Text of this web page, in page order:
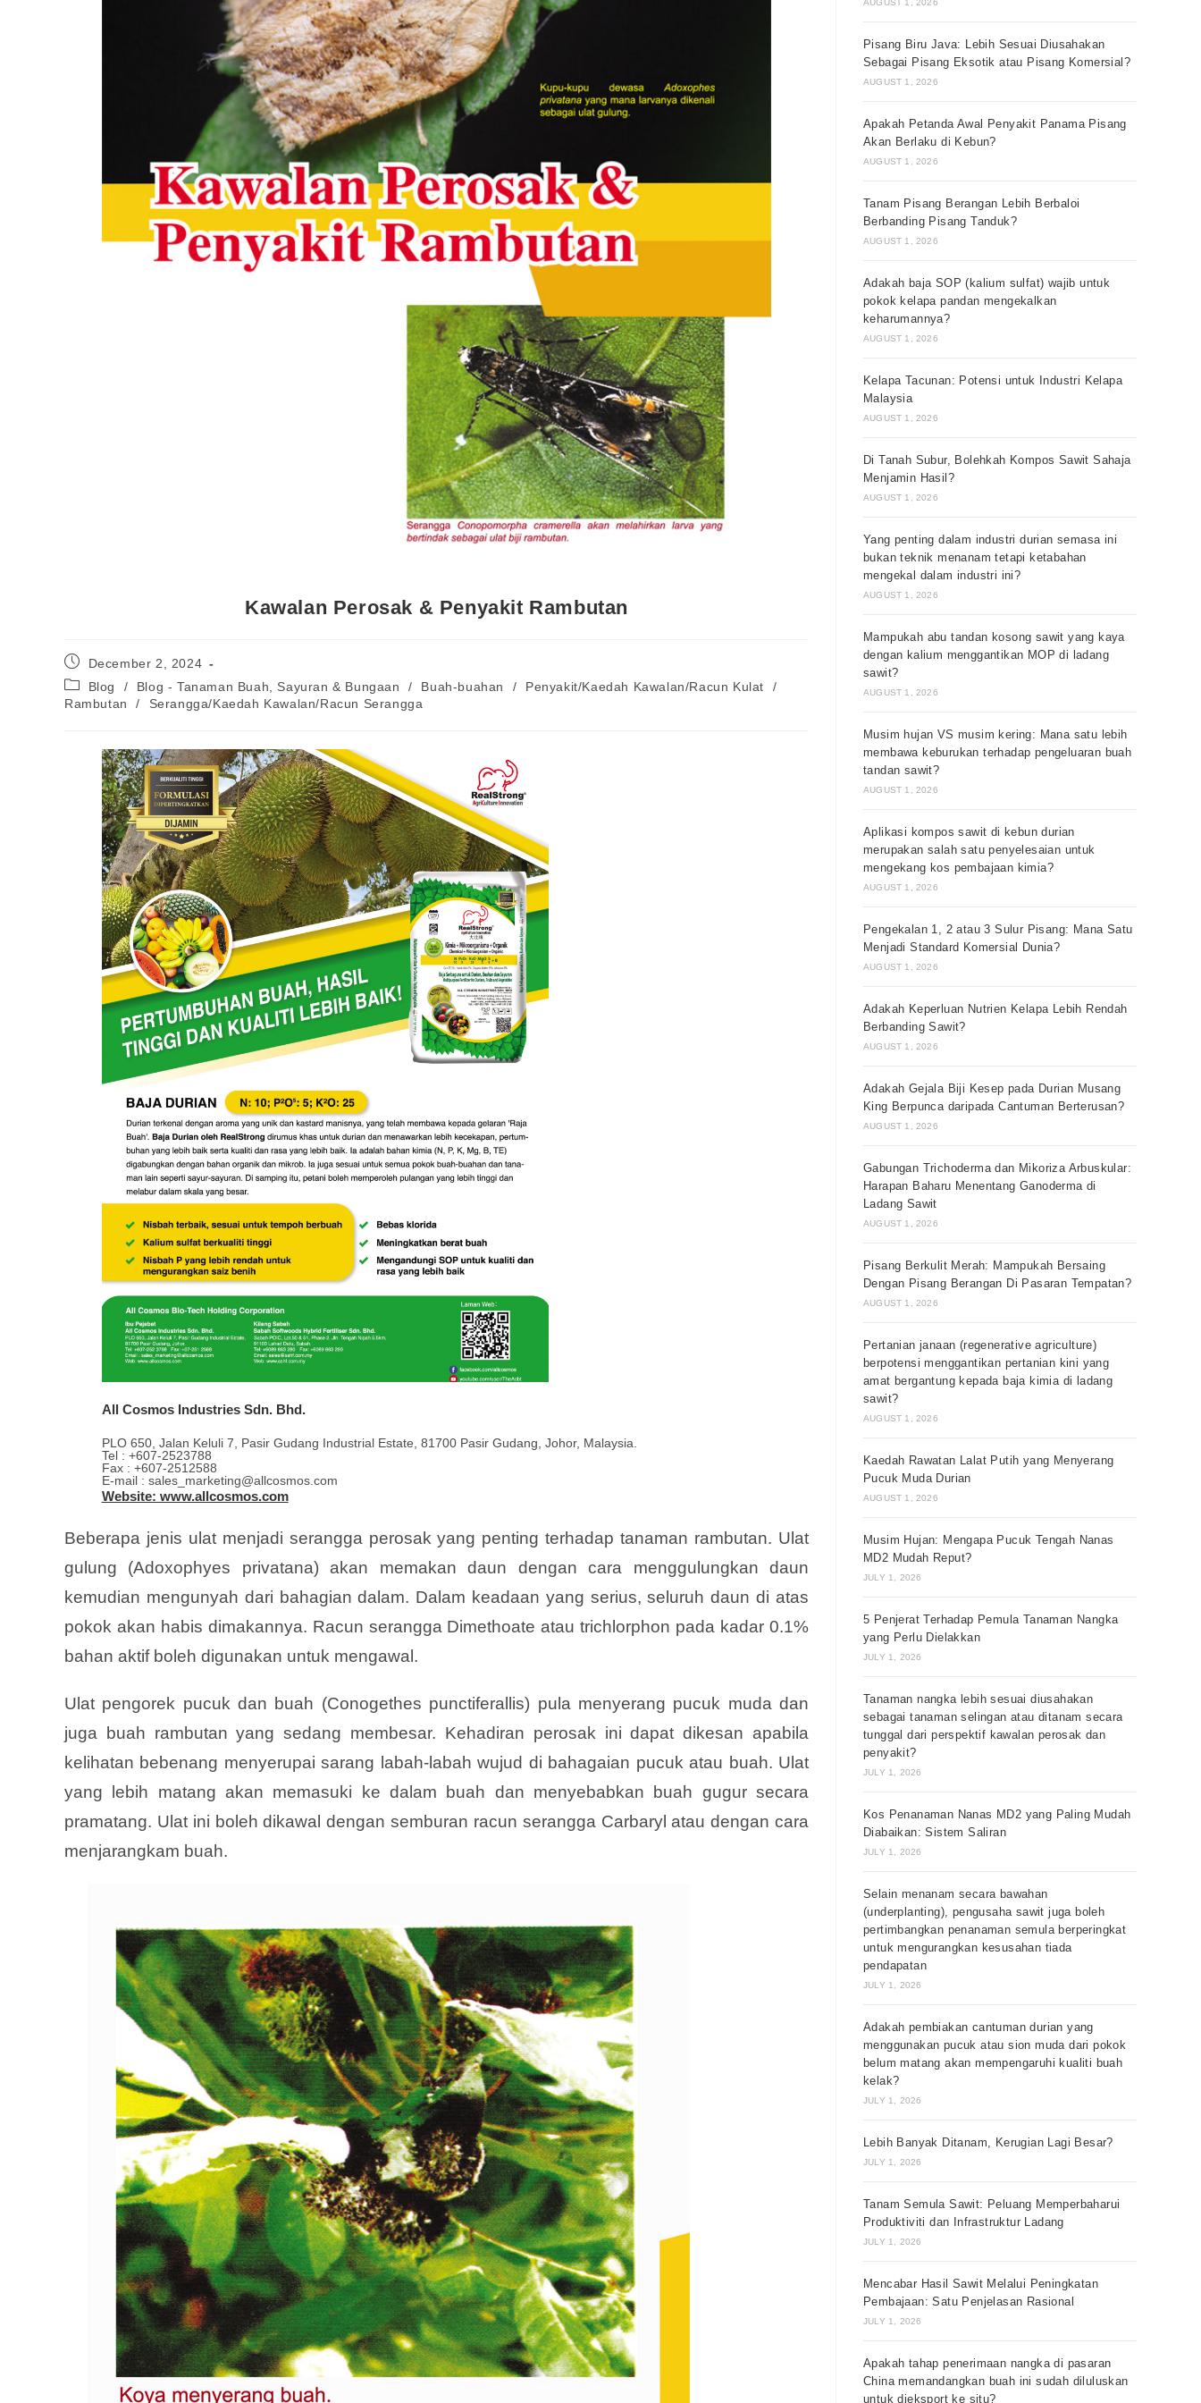
Kawalan Perosak & Penyakit Rambutan
December 2, 2024
Blog
/ Blog - Tanaman Buah, Sayuran & Bungaan / Buah-buahan / Penyakit/Kaedah Kawalan/Racun Kulat
/
Rambutan
/ Serangga/Kaedah Kawalan/Racun Serangga
All Cosmos Industries Sdn. Bhd.
PLO 650, Jalan Keluli 7, Pasir Gudang Industrial Estate, 81700 Pasir Gudang, Johor, Malaysia.
Tel : +607-2523788
Fax : +607-2512588
E-mail : sales_marketing@allcosmos.com
Website: www.allcosmos.com
Beberapa jenis ulat menjadi serangga perosak yang penting terhadap tanaman rambutan. Ulat
gulung (Adoxophyes privatana) akan memakan daun dengan cara menggulungkan daun
kemudian mengunyah dari bahagian dalam. Dalam keadaan yang serius, seluruh daun di atas
pokok akan habis dimakannya. Racun serangga Dimethoate atau trichlorphon pada kadar 0.1%
bahan aktif boleh digunakan untuk mengawal.
Ulat pengorek pucuk dan buah (Conogethes punctiferallis) pula menyerang pucuk muda dan
juga buah rambutan yang sedang membesar. Kehadiran perosak ini dapat dikesan apabila
kelihatan bebenang menyerupai sarang labah-labah wujud di bahagaian pucuk atau buah. Ulat
yang lebih matang akan memasuki ke dalam buah dan menyebabkan buah gugur secara
pramatang. Ulat ini boleh dikawal dengan semburan racun serangga Carbaryl atau dengan cara
menjarangkam buah.
AUGUST 1, 2026
Pisang Biru Java: Lebih Sesuai Diusahakan
Sebagai Pisang Eksotik atau Pisang Komersial?
AUGUST 1, 2026
Apakah Petanda Awal Penyakit Panama Pisang
Akan Berlaku di Kebun?
AUGUST 1, 2026
Tanam Pisang Berangan Lebih Berbaloi
Berbanding Pisang Tanduk?
AUGUST 1, 2026
Adakah baja SOP (kalium sulfat) wajib untuk
pokok kelapa pandan mengekalkan
keharumannya?
AUGUST 1, 2026
Kelapa Tacunan: Potensi untuk Industri Kelapa
Malaysia
AUGUST 1, 2026
Di Tanah Subur, Bolehkah Kompos Sawit Sahaja
Menjamin Hasil?
AUGUST 1, 2026
Yang penting dalam industri durian semasa ini
bukan teknik menanam tetapi ketabahan
mengekal dalam industri ini?
AUGUST 1, 2026
Mampukah abu tandan kosong sawit yang kaya
dengan kalium menggantikan MOP di ladang
sawit?
AUGUST 1, 2026
Musim hujan VS musim kering: Mana satu lebih
membawa keburukan terhadap pengeluaran buah
tandan sawit?
AUGUST 1, 2026
Aplikasi kompos sawit di kebun durian
merupakan salah satu penyelesaian untuk
mengekang kos pembajaan kimia?
AUGUST 1, 2026
Pengekalan 1, 2 atau 3 Sulur Pisang: Mana Satu
Menjadi Standard Komersial Dunia?
AUGUST 1, 2026
Adakah Keperluan Nutrien Kelapa Lebih Rendah
Berbanding Sawit?
AUGUST 1, 2026
Adakah Gejala Biji Kesep pada Durian Musang
King Berpunca daripada Cantuman Berterusan?
AUGUST 1, 2026
Gabungan Trichoderma dan Mikoriza Arbuskular:
Harapan Baharu Menentang Ganoderma di
Ladang Sawit
AUGUST 1, 2026
Pisang Berkulit Merah: Mampukah Bersaing
Dengan Pisang Berangan Di Pasaran Tempatan?
AUGUST 1, 2026
Pertanian janaan (regenerative agriculture)
berpotensi menggantikan pertanian kini yang
amat bergantung kepada baja kimia di ladang
sawit?
AUGUST 1, 2026
Kaedah Rawatan Lalat Putih yang Menyerang
Pucuk Muda Durian
AUGUST 1, 2026
Musim Hujan: Mengapa Pucuk Tengah Nanas
MD2 Mudah Reput?
JULY 1, 2026
5 Penjerat Terhadap Pemula Tanaman Nangka
yang Perlu Dielakkan
JULY 1, 2026
Tanaman nangka lebih sesuai diusahakan
sebagai tanaman selingan atau ditanam secara
tunggal dari perspektif kawalan perosak dan
penyakit?
JULY 1, 2026
Kos Penanaman Nanas MD2 yang Paling Mudah
Diabaikan: Sistem Saliran
JULY 1, 2026
Selain menanam secara bawahan
(underplanting), pengusaha sawit juga boleh
pertimbangkan penanaman semula berperingkat
untuk mengurangkan kesusahan tiada
pendapatan
JULY 1, 2026
Adakah pembiakan cantuman durian yang
menggunakan pucuk atau sion muda dari pokok
belum matang akan mempengaruhi kualiti buah
kelak?
JULY 1, 2026
Lebih Banyak Ditanam, Kerugian Lagi Besar?
JULY 1, 2026
Tanam Semula Sawit: Peluang Memperbaharui
Produktiviti dan Infrastruktur Ladang
JULY 1, 2026
Mencabar Hasil Sawit Melalui Peningkatan
Pembajaan: Satu Penjelasan Rasional
JULY 1, 2026
Apakah tahap penerimaan nangka di pasaran
China memandangkan buah ini sudah diluluskan
untuk dieksport ke situ?